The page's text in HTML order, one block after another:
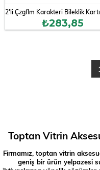
₺283,85
Toptan Vitrin
Firmamız, toptan vitrin
geniş bir ürün yelpazesi